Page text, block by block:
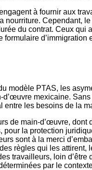
à fournir aux
nourriture. Cependant,
du contrat. Ceux
formulaire
modèle PTAS, les
d’œuvre mexicaine.
les besoins de la
de main-d’œuvre,
pour la protection
sont à la merci
règles qui les
travailleurs, loin
par le